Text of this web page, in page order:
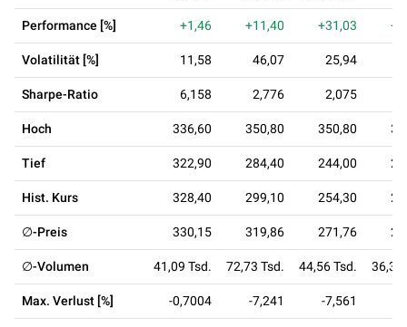
Performance [%] +1,46 +11,40 +31,03
Volatilität [%] 11,58 46,07 25,94
Sharpe-Ratio 6,158 2,776 2,075
Hoch 336,60 350,80 350,80
Tief 322,90 284,40 244,00
Hist. Kurs 328,40 299,10 254,30
∅-Preis 330,15 319,86 271,76
∅-Volumen 41,09 Tsd. 72,73 Tsd. 44,56 Tsd. 36,31
Max. Verlust [%] -0,7004 -7,241 -7,561